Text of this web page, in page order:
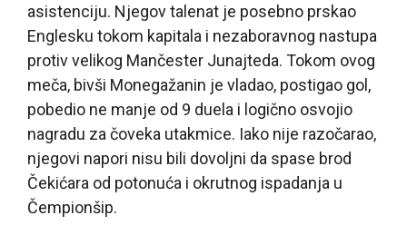
asistenciju. Njegov talenat je posebno prskao
Englesku tokom kapitala i nezaboravnog nastupa
protiv velikog Mančester Junajteda. Tokom ovog
meča, bivši Monegažanin je vladao, postigao gol,
pobedio ne manje od 9 duela i logično osvojio
nagradu za čoveka utakmice. Iako nije razočarao,
njegovi napori nisu bili dovoljni da spase brod
Čekićara od potonuća i okrutnog ispadanja u
Čempionšip.